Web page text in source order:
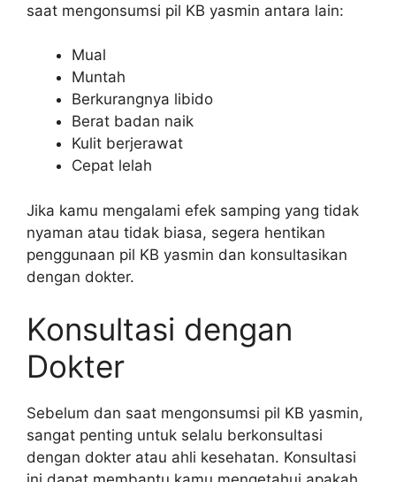
saat mengonsumsi pil KB yasmin antara lain:
Mual
Muntah
Berkurangnya libido
Berat badan naik
Kulit berjerawat
Cepat lelah
Jika kamu mengalami efek samping yang tidak
nyaman atau tidak biasa, segera hentikan
penggunaan pil KB yasmin dan konsultasikan
dengan dokter.
Konsultasi dengan
Dokter
Sebelum dan saat mengonsumsi pil KB yasmin,
sangat penting untuk selalu berkonsultasi
dengan dokter atau ahli kesehatan. Konsultasi